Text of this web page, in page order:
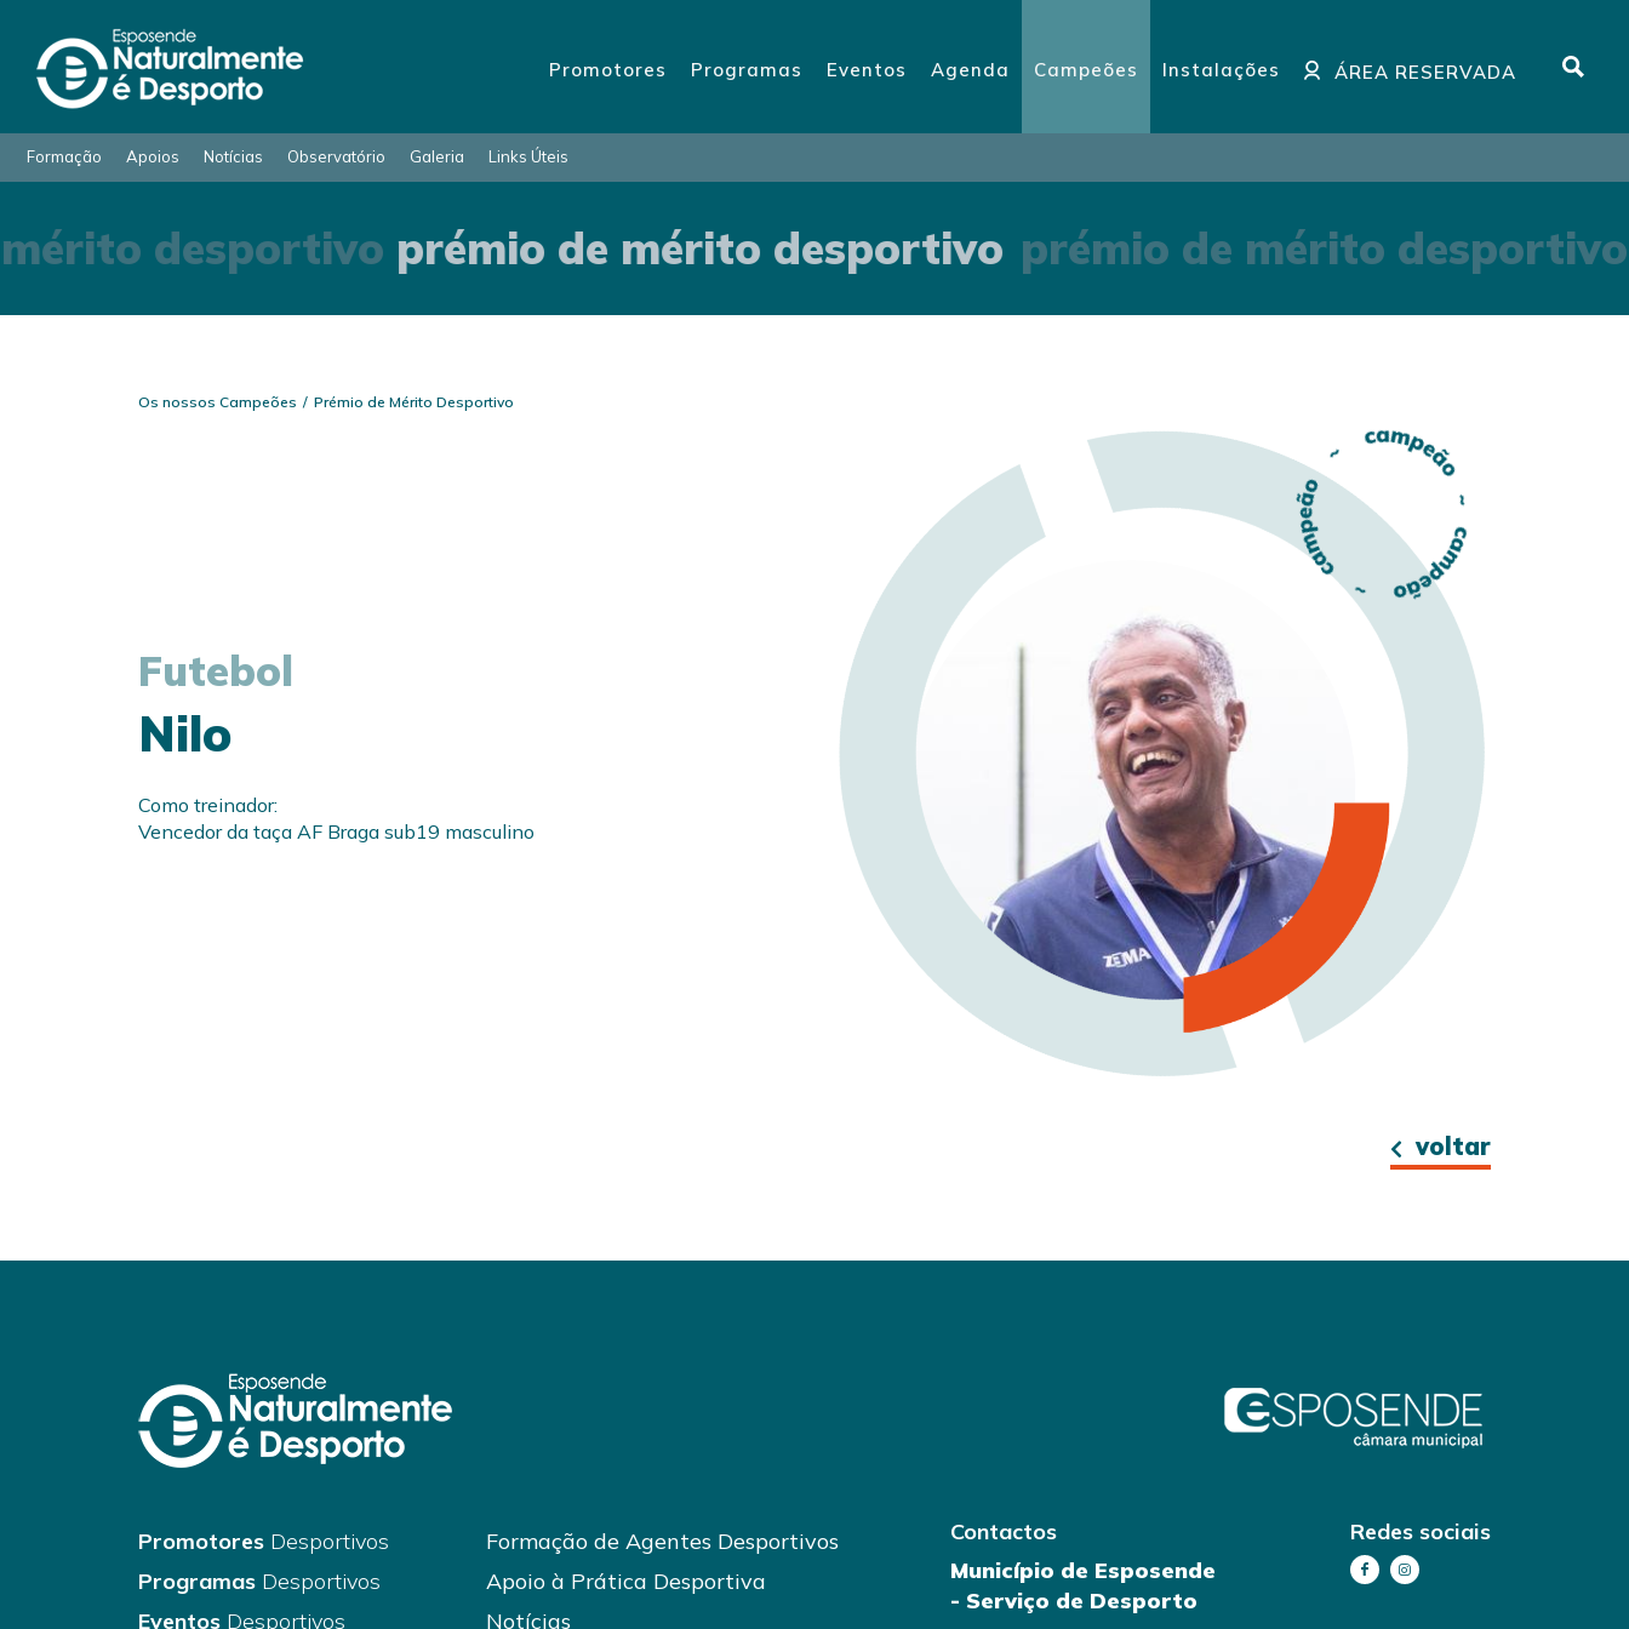
Promotores Programas Eventos Agenda Campeões Instalações ÁREA RESERVADA
Formação Apoios Notícias Observatório Galeria Links Úteis
desportivoprémio de mérito desportivo prémio de mérito desportivo
Os nossos Campeões Prémio de Mérito Desportivo
Futebol
Nilo
Como treinador:
Vencedor da taça AF Braga sub19 masculino
voltar
Promotores Desportivos
Programas Desportivos
Eventos Desportivos
Formação de Agentes Desportivos
Apoio à Prática Desportiva
Notícias
Contactos
Município de Esposende
- Serviço de Desporto
Redes sociais